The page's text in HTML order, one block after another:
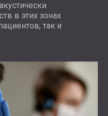
в этих зонах
так и